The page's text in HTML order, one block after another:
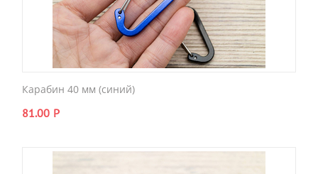
Карабин 40 мм (синий)
81.00 Р